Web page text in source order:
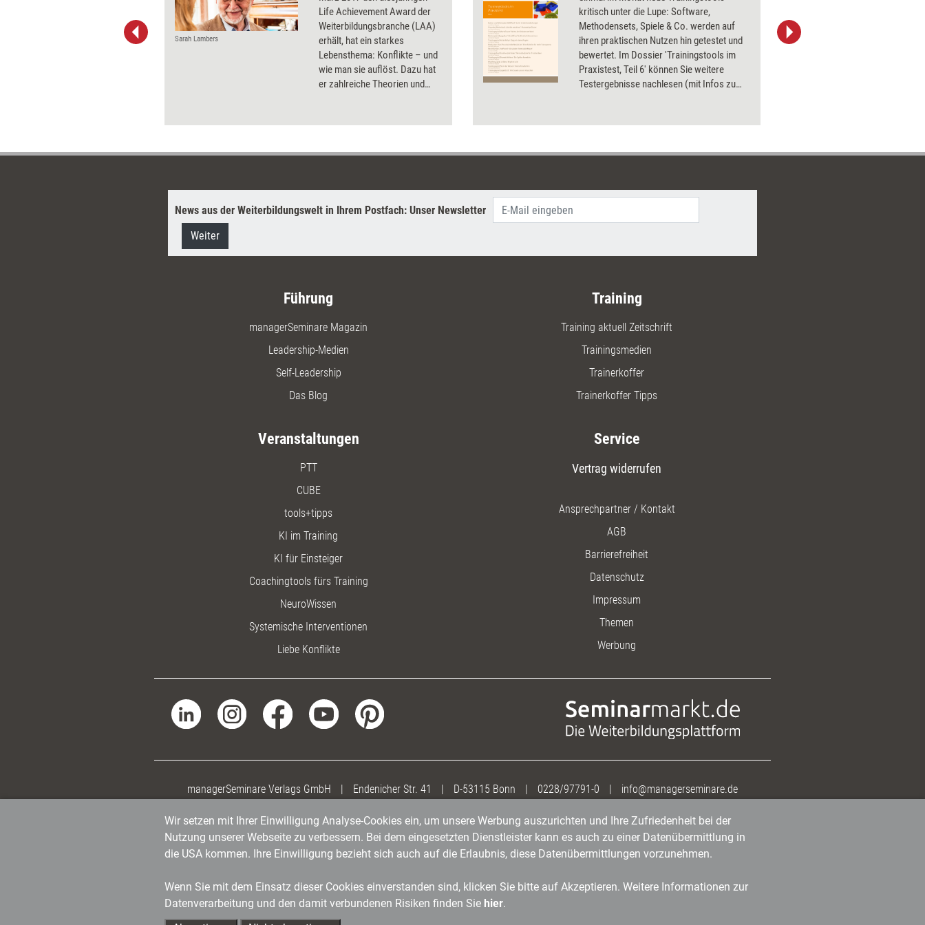
Sarah Lambers
Life Achievement Award der
Weiterbildungsbranche (LAA)
erhält, hat ein starkes
Lebensthema: Konflikte – und
wie man sie auflöst. Dazu hat
er zahlreiche Theorien und
auf sein umfangreiches Werk.
kritisch unter die Lupe: Software,
Methodensets, Spiele & Co. werden auf
ihren praktischen Nutzen hin getestet und
bewertet. Im Dossier 'Trainingstools im
Praxistest, Teil 6' können Sie weitere
Testergebnisse nachlesen (mit Infos zu
Wörterbuch, ein Mediations-Tool - und
nicht(!) schmutzig macht.
News aus der Weiterbildungswelt in Ihrem Postfach: Unser Newsletter
Weiter
Führung
managerSeminare Magazin
Leadership-Medien
Self-Leadership
Das Blog
Training
Training aktuell Zeitschrift
Trainingsmedien
Trainerkoffer
Trainerkoffer Tipps
Veranstaltungen
PTT
CUBE
tools+tipps
KI im Training
KI für Einsteiger
Coachingtools fürs Training
NeuroWissen
Systemische Interventionen
Liebe Konflikte
Service
Vertrag widerrufen
Ansprechpartner / Kontakt
AGB
Barrierefreiheit
Datenschutz
Impressum
Themen
Werbung
managerSeminare Verlags GmbH | Endenicher Str. 41 | D-53115 Bonn | 0228/97791-0 | info@managerseminare.de
Wir setzen mit Ihrer Einwilligung Analyse-Cookies ein, um unsere Werbung auszurichten und Ihre Zufriedenheit bei der
Nutzung unserer Webseite zu verbessern. Bei dem eingesetzten Dienstleister kann es auch zu einer Datenübermittlung in
die USA kommen. Ihre Einwilligung bezieht sich auch auf die Erlaubnis, diese Datenübermittlungen vorzunehmen.
Wenn Sie mit dem Einsatz dieser Cookies einverstanden sind, klicken Sie bitte auf Akzeptieren. Weitere Informationen zur
Datenverarbeitung und den damit verbundenen Risiken finden Sie hier.